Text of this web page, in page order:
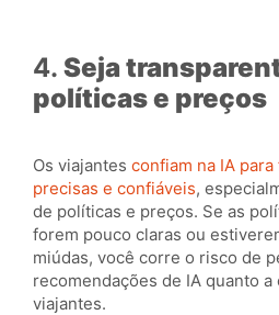
4. Seja
políticas e preços
Os viajantes confiam na IA
precisas e confiáveis,
de políticas e preços. Se as
forem pouco claras ou
miúdas, você corre o risco de
recomendações de IA quanto a
viajantes.